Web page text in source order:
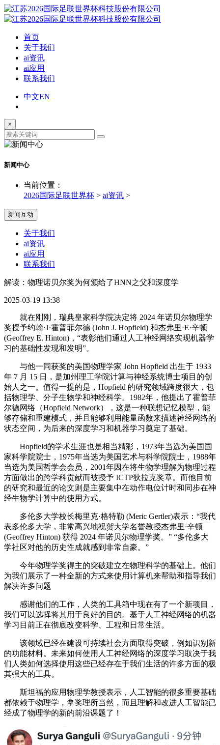
首页
关于我们
ai资讯
ai应用
联系我们
中文EN
×
新闻中心
当前位置：
2026国际足联世界杯 > ai资讯 >
新闻互动
关于我们
ai资讯
ai应用
联系我们
解读：物理诺贝尔奖为何颁给了HNN之父和深度学
2025-03-19 13:38
就在刚刚，瑞典皇家科学院决定将 2024 年诺贝尔物理学
奖授予约翰·J·霍普菲尔德 (John J. Hopfield) 和杰弗里·E·辛顿
(Geoffrey E. Hinton)，“表彰他们通过人工神经网络实现机器学
习的基础性发现和发明”。
与他一同获奖的美国物理学家 John Hopfield 出生于 1933
年 7 月 15 日，是加州理工学院计算与神经系统博士项目的创
始人之一。值得一提的是，Hopfield 的研究领域跨度很大，包
括物理学、分子生物学和神经科学。1982年，他提出了霍普菲
尔德网络（Hopfield Network），这是一种联想记忆模型，能
够存储和重建模式，并且能够利用能量函数来描述神经网络的
状态空间，为后来的深度学习和机器学习奠定了基础。
Hopfield的学术生涯也是相当精彩，1973年当选为美国国
家科学院院士，1975年当选为美国艺术与科学院院士，1988年
当选为美国哲学会会员，2001年因在将生物学理解为物理过程
方面做出的跨学科贡献而被授予 ICTP狄拉克奖章。而他目前
的研究和最近的论文则是主要集中在动作电位计时和同步在神
经生物学计算中的使用方式。
多伦多大学校长梅里克·格特勒 (Meric Gertler)表示：“我代
表多伦多大学，非常高兴地祝贺大学名誉教授杰弗里·辛顿
(Geoffrey Hinton) 获得 2024 年诺贝尔物理学奖。” “多伦多大
学社区对他的历史性成就感到非常自豪。”
今年物理学奖得主的突破建立在物理科学的基础上。他们
为我们展示了一种全新的方式来使用计算机来帮助和指导我们
解决许多问题
感谢他们的工作，人类的工具箱中现在有了一个新项目，
我们可以选择将其用于良好的目的。基于人工神经网络的机器
学习目前正在彻底改变科学、工程和日常生活。
该领域已经在建设可持续社会方面取得突破，例如识别新
的功能材料。未来如何使用人工神经网络的深度学习取决于我
们人类如何选择使用这些已经存在于我们生活的许多方面的极
其强大的工具。
斯坦福的应用物理学教授表示，人工智能的很多重要基础
都依赖于物理学，拿奖理所当然，而且理解和改进人工智能已
经成了物理学的新的前沿课题了！